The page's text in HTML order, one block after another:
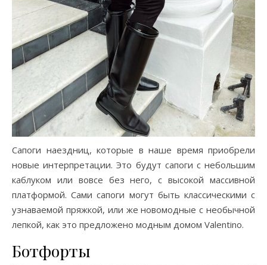
Сапоги наездниц, которые в наше время приобрели
новые интерпретации. Это будут сапоги с небольшим
каблуком или вовсе без него, с высокой массивной
платформой. Сами сапоги могут быть классическими с
узнаваемой пряжкой, или же новомодные с необычной
лепкой, как это предложено модным домом Valentino.
Ботфорты